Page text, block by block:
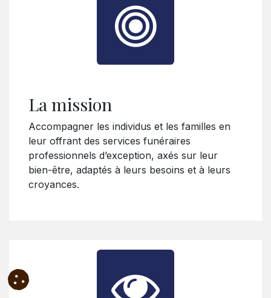
La mission
Accompagner les individus et les familles en
leur offrant des services funéraires
professionnels d’exception, axés sur leur
bien-être, adaptés à leurs besoins et à leurs
croyances.